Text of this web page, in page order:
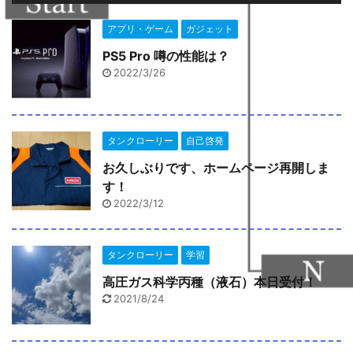
アプリ・ゲーム ガジェット
PS5 Pro 噂の性能は？
2022/3/26
タンクローリー 自己啓発
お久しぶりです、ホームページ再開しま
す！
2022/3/12
タンクローリー 学習
高圧ガス科学丙種（液石）本日受付！
2021/8/24